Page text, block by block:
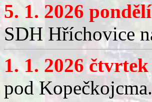
5. 1. 2026
SDH Hříchovice
1. 1. 2026 čtvrtek
pod Kopečkojcma.